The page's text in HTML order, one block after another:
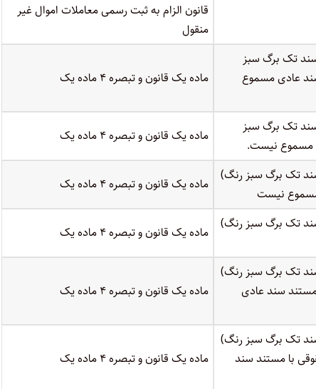
قانون الزام به ثبت رسمی معاملات اموال غیر
منقول
تک برگ سبز
عادی مسموع
ماده یک قانون و تبصره ۴ ماده یک
تک برگ سبز
مسموع نیست.
ماده یک قانون و تبصره ۴ ماده یک
تک برگ سبز رنگ)
مسموع نیست
ماده یک قانون و تبصره ۴ ماده یک
تک برگ سبز رنگ)
ماده یک قانون و تبصره ۴ ماده یک
تک برگ سبز رنگ)
مستند سند عادی
ماده یک قانون و تبصره ۴ ماده یک
تک برگ سبز رنگ)
با مستند سند
ماده یک قانون و تبصره ۴ ماده یک